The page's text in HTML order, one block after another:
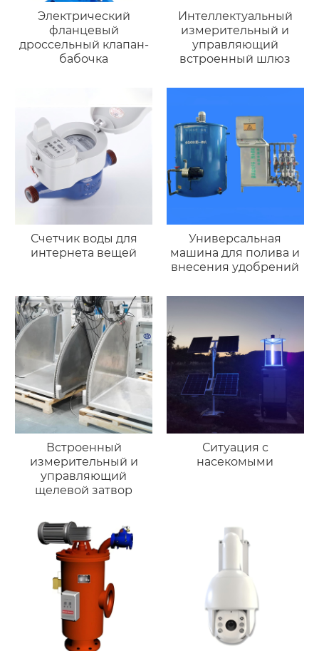
Электрический
фланцевый
дроссельный клапан-
бабочка
Интеллектуальный
измерительный и
управляющий
встроенный шлюз
Счетчик воды для
интернета вещей
Универсальная
машина для полива и
внесения удобрений
Встроенный
измерительный и
управляющий
щелевой затвор
Ситуация с
насекомыми